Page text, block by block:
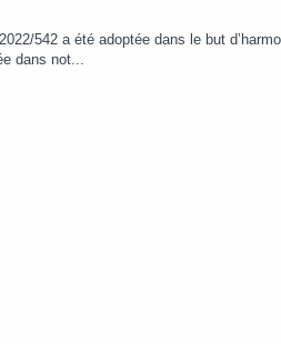
542 a été adoptée dans le but
dans not...